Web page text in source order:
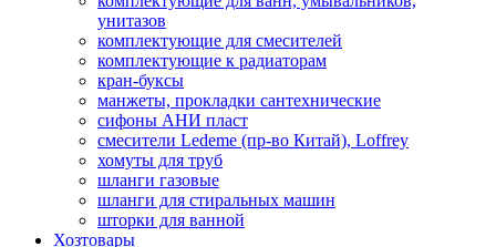
унитазов
комплектующие для смесителей
комплектующие к радиаторам
кран-буксы
манжеты, прокладки сантехнические
сифоны АНИ пласт
смесители Ledeme (пр-во Китай), Loffrey
хомуты для труб
шланги газовые
шланги для стиральных машин
шторки для ванной
Хозтовары